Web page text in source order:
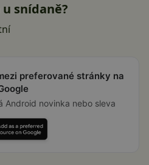
snídaně?
preferované stránky na
Android novinka nebo sleva